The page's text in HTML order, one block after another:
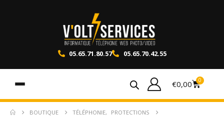
05.65.71.80.57 05.65.70.42.55
€0,00 0
BOUTIQUE TÉLÉPHONIE,
PROTECTIONS